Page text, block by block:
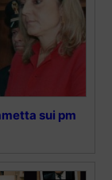
sui pm